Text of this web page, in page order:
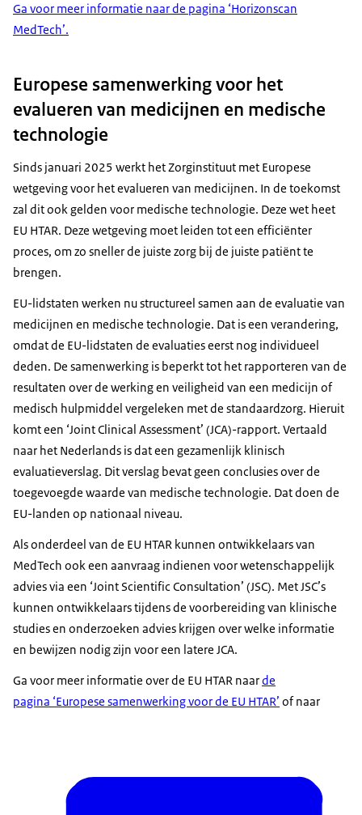
Ga voor meer informatie naar de pagina ‘Horizonscan
MedTech’.
Europese samenwerking voor het
evalueren van medicijnen en medische
technologie
Sinds januari 2025 werkt het Zorginstituut met Europese
wetgeving voor het evalueren van medicijnen. In de toekomst
zal dit ook gelden voor medische technologie. Deze wet heet
EU HTAR. Deze wetgeving moet leiden tot een efficiënter
proces, om zo sneller de juiste zorg bij de juiste patiënt te
brengen.
EU-lidstaten werken nu structureel samen aan de evaluatie van
medicijnen en medische technologie. Dat is een verandering,
omdat de EU-lidstaten de evaluaties eerst nog individueel
deden. De samenwerking is beperkt tot het rapporteren van de
resultaten over de werking en veiligheid van een medicijn of
medisch hulpmiddel vergeleken met de standaardzorg. Hieruit
komt een ‘Joint Clinical Assessment’ (JCA)-rapport. Vertaald
naar het Nederlands is dat een gezamenlijk klinisch
evaluatieverslag. Dit verslag bevat geen conclusies over de
toegevoegde waarde van medische technologie. Dat doen de
EU-landen op nationaal niveau.
Als onderdeel van de EU HTAR kunnen ontwikkelaars van
MedTech ook een aanvraag indienen voor wetenschappelijk
advies via een ‘Joint Scientific Consultation’ (JSC). Met JSC’s
kunnen ontwikkelaars tijdens de voorbereiding van klinische
studies en onderzoeken advies krijgen over welke informatie
en bewijzen nodig zijn voor een latere JCA.
Ga voor meer informatie over de EU HTAR naarde
pagina ‘Europese samenwerking voor de EU HTAR’ of naar